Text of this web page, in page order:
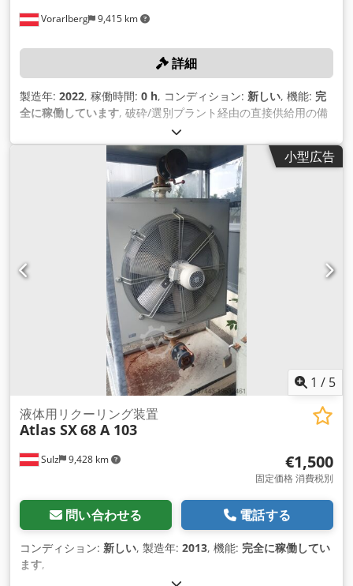
Vorarlberg 9,415 km
詳細
製造年: 2022, 稼働時間: 0 h, コンディション: 新しい, 機能: 完
全に稼働しています, 破砕/選別プラント経由の直接供給用の備
蓄コンベヤ。 機械は未使用の新品です！ 技術詳細 備蓄能力：
安息角37°で最大300 t/h。 かさ密度： 1.7kg/dm³ 備蓄能力
（回転0°）：2500 t 備蓄能力（回転90°）： 8500 t 備蓄能力
（180°回転）： 15000 t フィードサイズ: 0 / 200mm コンベア
ベルト長: 18252 mm (AA) コンベアベルト幅： 900 mm 排出高
さ： 最大8320 mm ゴムベルト：3層スムースコンベアベルト
スクレーパー付き クローラー長さ：2500mm プレート幅：
400mm パーキンスディーゼルエンジン：37kW 自重：約
8000kg その他 - クローラーアンダーキャリッジ用ケーブルリ
モートコントロール - 油圧式ヘッドストック - 中央給油ポイン
ト Dcedpfx Afepdqr Eoqok
小型広告
1 / 5
Sulz 9,428 km
液体用リクーリング装置
Atlas SX68 A 103
€1,500
固定価格 消費税別
問い合わせる 電話する
コンディション: 新しい, 製造年: 2013, 機能: 完全に稼働してい
ます,